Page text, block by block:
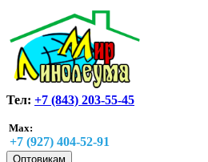
Тел: +7 (843) 203-55-45
Max:
+7 (927) 404-52-91
Оптовикам